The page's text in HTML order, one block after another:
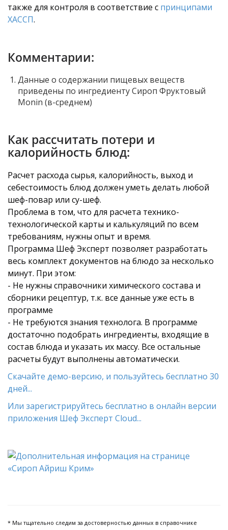
также для контроля в соответствие с принципами
ХАССП.
Комментарии:
Данные о содержании пищевых веществ
приведены по ингредиенту Сироп Фруктовый
Monin (в-среднем)
Как рассчитать потери и
калорийность блюд:
Расчет расхода сырья, калорийность, выход и
себестоимость блюд должен уметь делать любой
шеф-повар или су-шеф.
Проблема в том, что для расчета технико-
технологической карты и калькуляций по всем
требованиям, нужны опыт и время.
Программа Шеф Эксперт позволяет разработать
весь комплект документов на блюдо за несколько
минут. При этом:
- Не нужны справочники химического состава и
сборники рецептур, т.к. все данные уже есть в
программе
- Не требуются знания технолога. В программе
достаточно подобрать ингредиенты, входящие в
состав блюда и указать их массу. Все остальные
расчеты будут выполнены автоматически.
Скачайте демо-версию, и пользуйтесь бесплатно 30
дней...
Или зарегистрируйтесь бесплатно в онлайн версии
приложения Шеф Эксперт Cloud...
* Мы тщательно следим за достоверностью данных в справочнике